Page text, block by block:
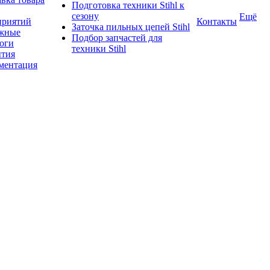
Подготовка техники Stihl к
сезону
Заточка пильных цепей Stihl
Подбор запчастей для
техники Stihl
Контакты Ещё